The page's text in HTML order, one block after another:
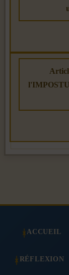
ACCUEIL
RÉFLEXION